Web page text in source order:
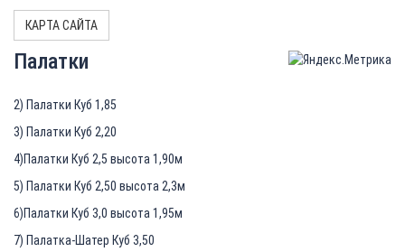
КАРТА САЙТА
Палатки
2) Палатки Куб 1,85
3) Палатки Куб 2,20
4)Палатки Куб 2,5 высота 1,90м
5) Палатки Куб 2,50 высота 2,3м
6)Палатки Куб 3,0 высота 1,95м
7) Палатка-Шатер Куб 3,50